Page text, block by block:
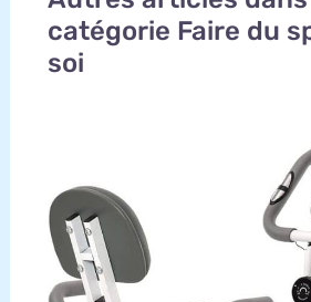
catégorie Faire du
soi